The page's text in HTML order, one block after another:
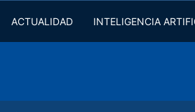
ACTUALIDAD INTELIGENCIA